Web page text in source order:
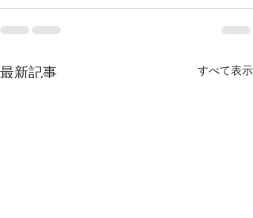
最新記事 すべて表示